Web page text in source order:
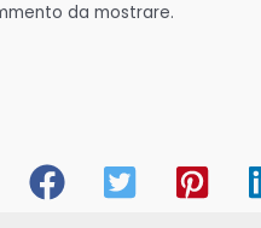
da mostrare.